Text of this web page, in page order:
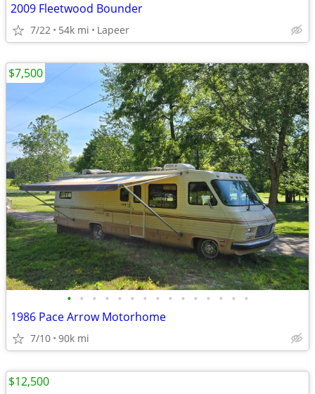
2009 Fleetwood Bounder
7/22 54k mi Lapeer
• • • • • • • • • • • • • • •
1986 Pace Arrow Motorhome
7/10 90k mi
$7,500
$12,500